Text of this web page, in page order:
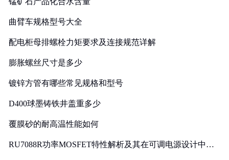
曲臂车规格型号大全
配电柜母排螺栓力矩要求及连接规范详解
膨胀螺丝尺寸是多少
镀锌方管有哪些常见规格和型号
D400球墨铸铁井盖重多少
覆膜砂的耐高温性能如何
RU7088R功率MOSFET特性解析及其在可调电源设计中的